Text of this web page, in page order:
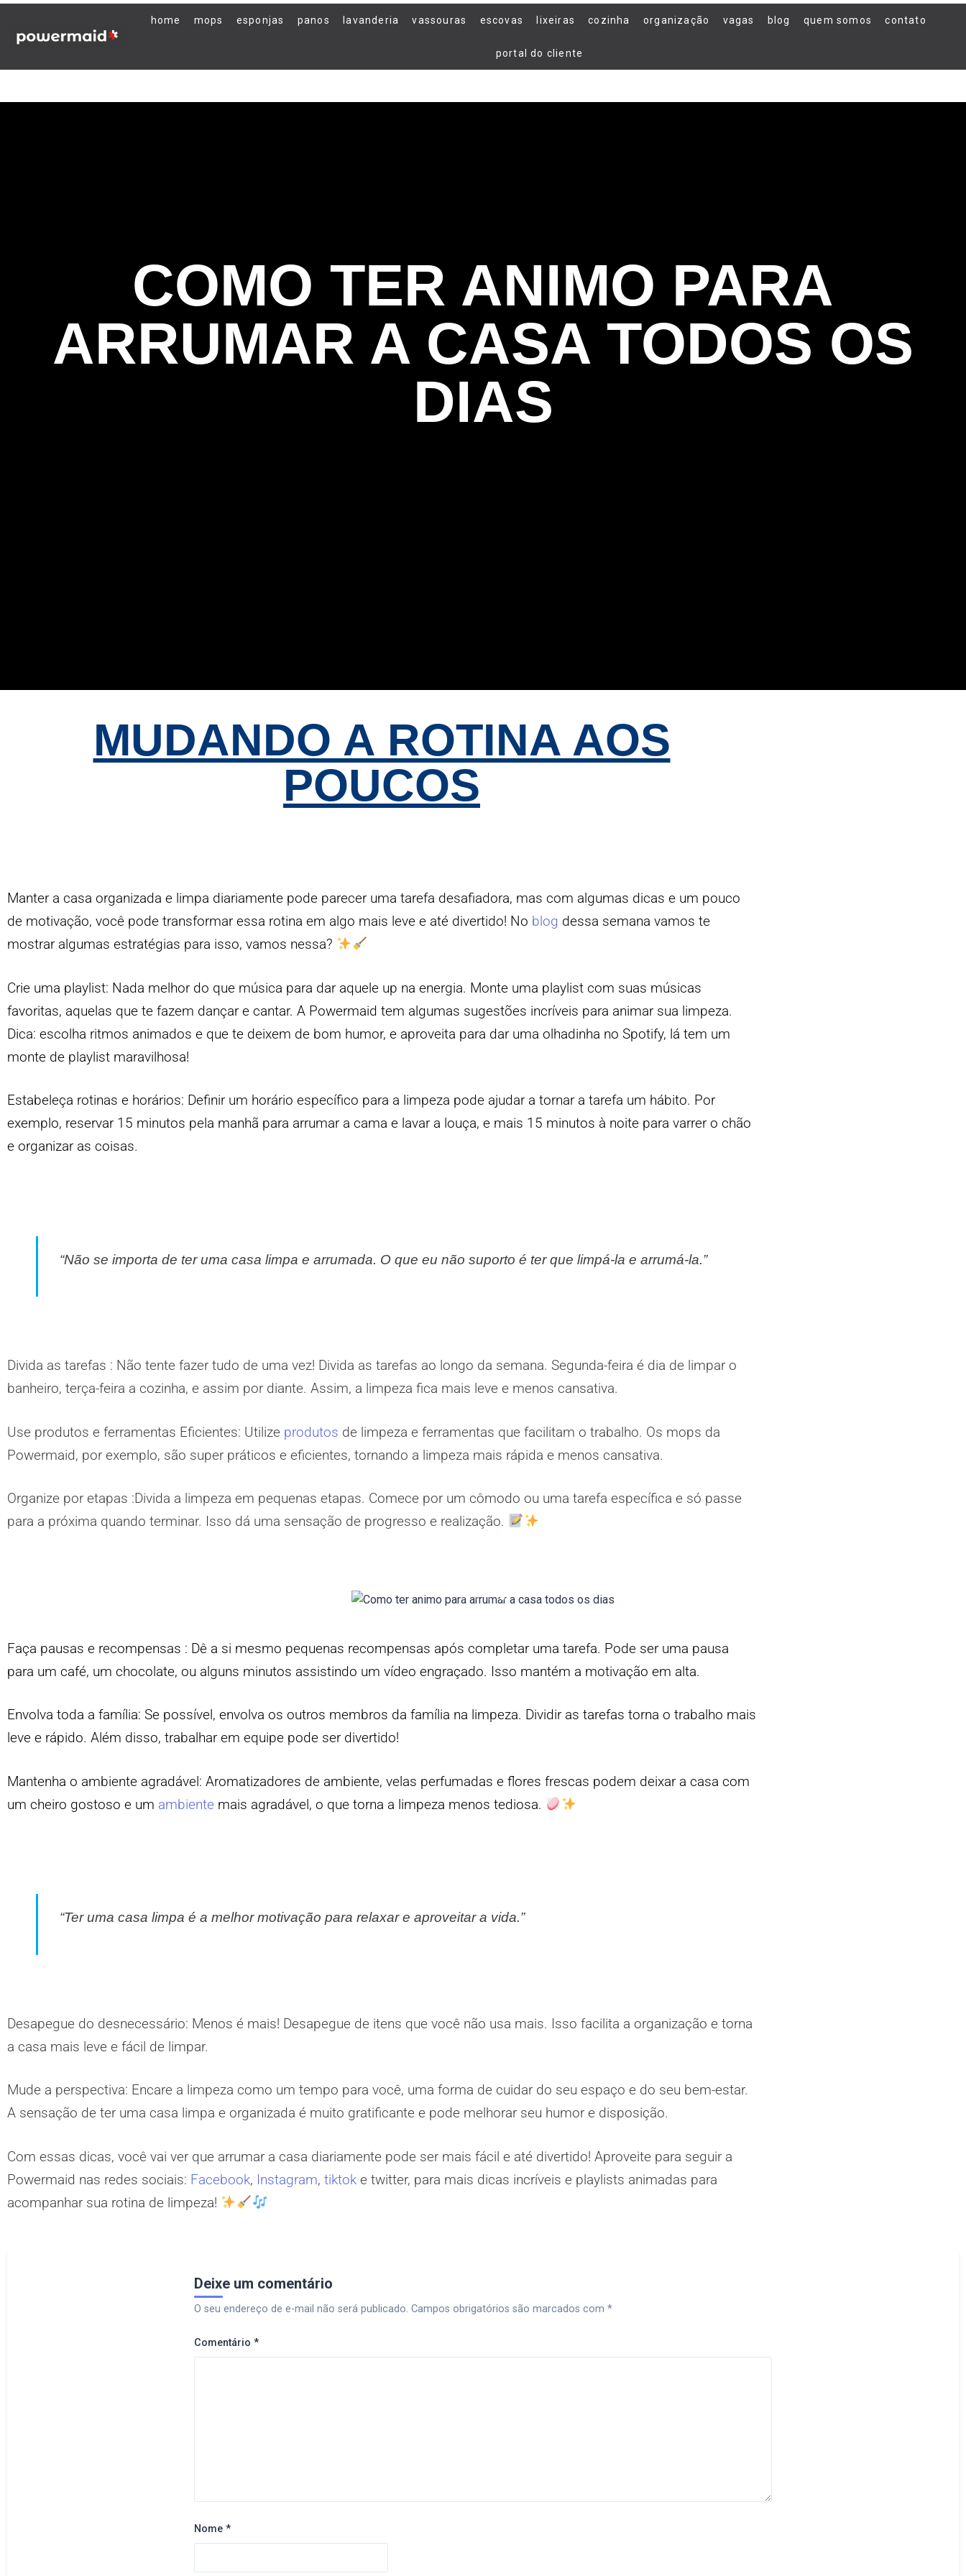
home mops esponjas panos lavanderia vassouras escovas lixeiras cozinha organização vagas blog quem somos contato
portal do cliente
COMO TER ANIMO PARA
ARRUMAR A CASA TODOS OS
DIAS
MUDANDO A ROTINA AOS
POUCOS
Manter a casa organizada e limpa diariamente pode parecer uma tarefa desafiadora, mas com algumas dicas e um pouco
de motivação, você pode transformar essa rotina em algo mais leve e até divertido! No blog dessa semana vamos te
mostrar algumas estratégias para isso, vamos nessa?
Crie uma playlist: Nada melhor do que música para dar aquele up na energia. Monte uma playlist com suas músicas
favoritas, aquelas que te fazem dançar e cantar. A Powermaid tem algumas sugestões incríveis para animar sua limpeza.
Dica: escolha ritmos animados e que te deixem de bom humor, e aproveita para dar uma olhadinha no Spotify, lá tem um
monte de playlist maravilhosa!
Estabeleça rotinas e horários: Definir um horário específico para a limpeza pode ajudar a tornar a tarefa um hábito. Por
exemplo, reservar 15 minutos pela manhã para arrumar a cama e lavar a louça, e mais 15 minutos à noite para varrer o chão
e organizar as coisas.
“Não se importa de ter uma casa limpa e arrumada. O que eu não suporto é ter que limpá-la e arrumá-la.”
Divida as tarefas : Não tente fazer tudo de uma vez! Divida as tarefas ao longo da semana. Segunda-feira é dia de limpar o
banheiro, terça-feira a cozinha, e assim por diante. Assim, a limpeza fica mais leve e menos cansativa.
Use produtos e ferramentas Eficientes: Utilize produtos de limpeza e ferramentas que facilitam o trabalho. Os mops da
Powermaid, por exemplo, são super práticos e eficientes, tornando a limpeza mais rápida e menos cansativa.
Organize por etapas :Divida a limpeza em pequenas etapas. Comece por um cômodo ou uma tarefa específica e só passe
para a próxima quando terminar. Isso dá uma sensação de progresso e realização.
Faça pausas e recompensas : Dê a si mesmo pequenas recompensas após completar uma tarefa. Pode ser uma pausa
para um café, um chocolate, ou alguns minutos assistindo um vídeo engraçado. Isso mantém a motivação em alta.
Envolva toda a família: Se possível, envolva os outros membros da família na limpeza. Dividir as tarefas torna o trabalho mais
leve e rápido. Além disso, trabalhar em equipe pode ser divertido!
Mantenha o ambiente agradável: Aromatizadores de ambiente, velas perfumadas e flores frescas podem deixar a casa com
um cheiro gostoso e um ambiente mais agradável, o que torna a limpeza menos tediosa.
“Ter uma casa limpa é a melhor motivação para relaxar e aproveitar a vida.”
Desapegue do desnecessário: Menos é mais! Desapegue de itens que você não usa mais. Isso facilita a organização e torna
a casa mais leve e fácil de limpar.
Mude a perspectiva: Encare a limpeza como um tempo para você, uma forma de cuidar do seu espaço e do seu bem-estar.
A sensação de ter uma casa limpa e organizada é muito gratificante e pode melhorar seu humor e disposição.
Com essas dicas, você vai ver que arrumar a casa diariamente pode ser mais fácil e até divertido! Aproveite para seguir a
Powermaid nas redes sociais: Facebook, Instagram, tiktok e twitter, para mais dicas incríveis e playlists animadas para
acompanhar sua rotina de limpeza!
Deixe um comentário
O seu endereço de e-mail não será publicado. Campos obrigatórios são marcados com *
Comentário *
Nome *